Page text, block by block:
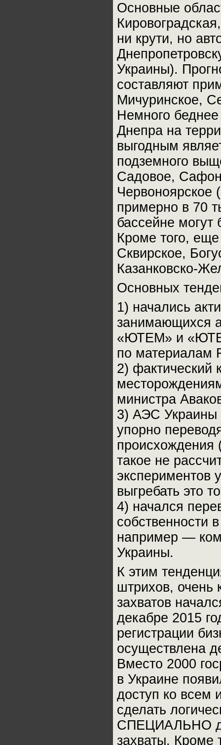
Основные
ни крути, но
Украины).
составляют
Мичуринское,
Немного
Днепра на
выгодным
подземного
Садовое,
Червоноярское
примерно в 70
бассейне
Кроме того,
Сквирское,
Казанковско-
Основных
1) начались
занимающихся
«ЮТЕМ» и
по материалам
2) фактический
министра
3) АЭС Украины
упорно
происхождения
такое не
экспериментов
выгребать это
4) начался
например —
Украины.
К этим
штрихов, очень
захватов
декабре 2015
регистрации
осуществлена
Вместо 2000
в Украине
доступ ко всем
сделать
СПЕЦИАЛЬНО
захваты. Кроме